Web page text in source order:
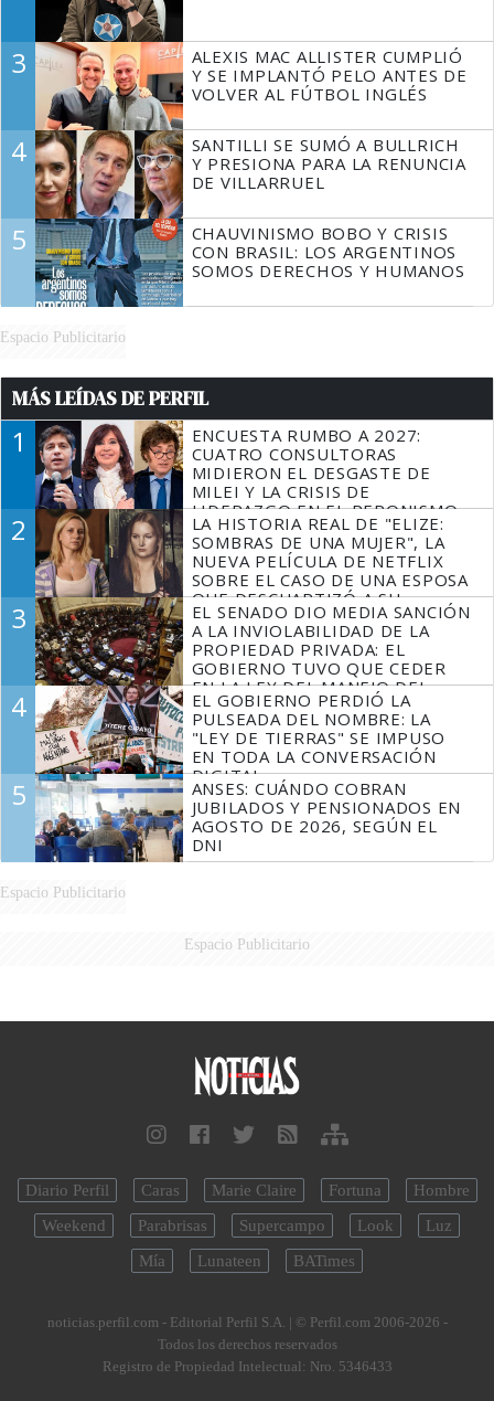
3
ALEXIS MAC ALLISTER CUMPLIÓ
Y SE IMPLANTÓ PELO ANTES DE
VOLVER AL FÚTBOL INGLÉS
4
SANTILLI SE SUMÓ A BULLRICH
Y PRESIONA PARA LA RENUNCIA
DE VILLARRUEL
5
CHAUVINISMO BOBO Y CRISIS
CON BRASIL: LOS ARGENTINOS
SOMOS DERECHOS Y HUMANOS
Espacio Publicitario
MÁS LEÍDAS DE PERFIL
1
ENCUESTA RUMBO A 2027:
CUATRO CONSULTORAS
MIDIERON EL DESGASTE DE
MILEI Y LA CRISIS DE
LIDERAZGO EN EL PERONISMO
2
LA HISTORIA REAL DE "ELIZE:
SOMBRAS DE UNA MUJER", LA
NUEVA PELÍCULA DE NETFLIX
SOBRE EL CASO DE UNA ESPOSA
QUE DESCUARTIZÓ A SU
MARIDO
3
EL SENADO DIO MEDIA SANCIÓN
A LA INVIOLABILIDAD DE LA
PROPIEDAD PRIVADA: EL
GOBIERNO TUVO QUE CEDER
EN LA LEY DEL MANEJO DEL
FUEGO
4
EL GOBIERNO PERDIÓ LA
PULSEADA DEL NOMBRE: LA
"LEY DE TIERRAS" SE IMPUSO
EN TODA LA CONVERSACIÓN
DIGITAL
5
ANSES: CUÁNDO COBRAN
JUBILADOS Y PENSIONADOS EN
AGOSTO DE 2026, SEGÚN EL
DNI
Espacio Publicitario
Espacio Publicitario
Diario Perfil Caras Marie Claire Fortuna
Hombre
Weekend
Parabrisas Supercampo Look
Luz
Mía
Lunateen BATimes
noticias.perfil.com - Editorial Perfil S.A. | © Perfil.com 2006-2026 -
Todos los derechos reservados
Registro de Propiedad Intelectual: Nro. 5346433